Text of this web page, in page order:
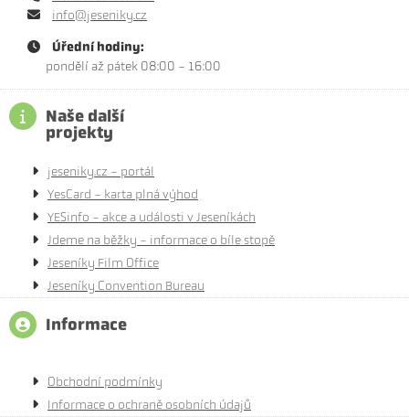
info@jeseniky.cz
Úřední hodiny:
pondělí až pátek 08:00 - 16:00
Naše další
projekty
jeseniky.cz - portál
YesCard - karta plná výhod
YESinfo - akce a události v Jeseníkách
Jdeme na běžky - informace o bíle stopě
Jeseníky Film Office
Jeseníky Convention Bureau
Informace
Obchodní podmínky
Informace o ochraně osobních údajů